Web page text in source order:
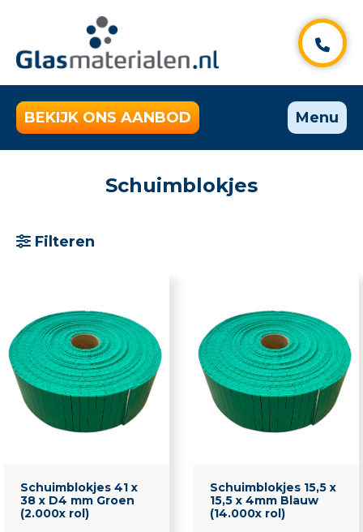
BEKIJK ONS AANBOD Menu
Schuimblokjes
Filteren
Alle producten
Beglazingsblokjes
Flammi Blokjes
Keramische Blokjes
Kunststof Blokjes
Kunststof Kegblokjes
Schuimblokjes 41 x
38 x D4 mm Groen
(2.000x rol)
Schuimblokjes 15,5 x
15,5 x 4mm Blauw
(14.000x rol)